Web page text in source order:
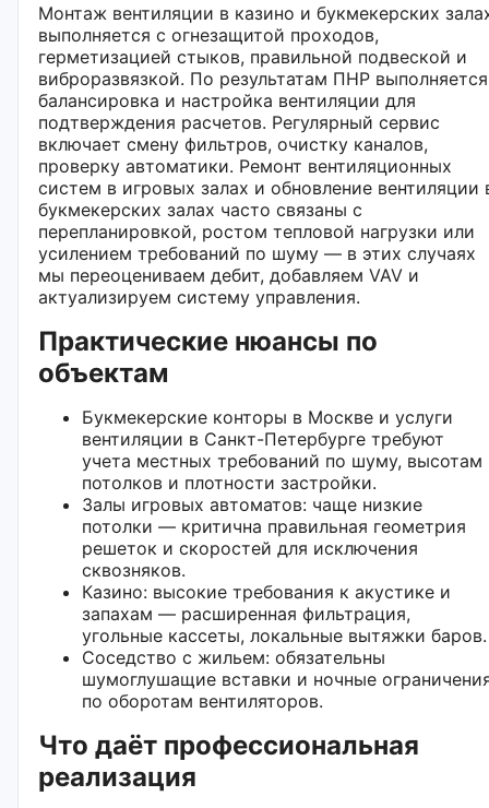
Монтаж вентиляции в казино и букмекерских
выполняется с огнезащитой проходов,
герметизацией стыков, правильной подвеской и
виброразвязкой. По результатам ПНР выполняется
балансировка и настройка вентиляции для
подтверждения расчетов. Регулярный сервис
включает смену фильтров, очистку каналов,
проверку автоматики. Ремонт вентиляционных
систем в игровых залах и обновление вентиляции
букмекерских залах часто связаны с
перепланировкой, ростом тепловой нагрузки или
усилением требований по шуму — в этих случаях
мы переоцениваем дебит, добавляем VAV и
актуализируем систему управления.
Практические нюансы по
объектам
Букмекерские конторы в Москве и услуги
вентиляции в Санкт-Петербурге требуют
учета местных требований по шуму, высотам
потолков и плотности застройки.
Залы игровых автоматов: чаще низкие
потолки — критична правильная геометрия
решеток и скоростей для исключения
сквозняков.
Казино: высокие требования к акустике и
запахам — расширенная фильтрация,
угольные кассеты, локальные вытяжки баров.
Соседство с жильем: обязательны
шумоглушащие вставки и ночные
по оборотам вентиляторов.
Что даёт профессиональная
реализация